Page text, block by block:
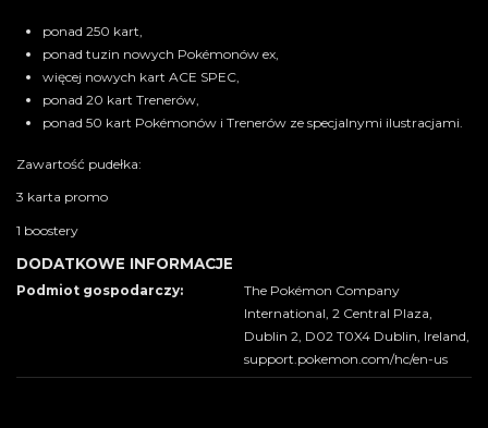
ponad 250 kart,
ponad tuzin nowych Pokémonów ex,
więcej nowych kart ACE SPEC,
ponad 20 kart Trenerów,
ponad 50 kart Pokémonów i Trenerów ze specjalnymi ilustracjami.
Zawartość pudełka:
3 karta promo
1 boostery
DODATKOWE INFORMACJE
Podmiot gospodarczy:
The Pokémon Company
International, 2 Central Plaza,
Dublin 2, D02 T0X4 Dublin, Ireland,
support.pokemon.com/hc/en-us